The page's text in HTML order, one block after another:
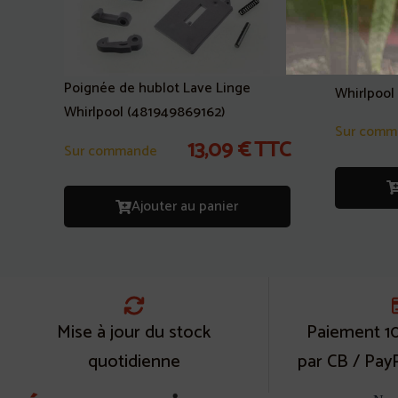
Poignée de hublot Lave Linge
Whirlpool (481949869162)
Sur commande
13,09€TTC
Ajouter au panier
Whirlpool
Sur
Mise à jour du stock
quotidienne
Paiement
par CB /